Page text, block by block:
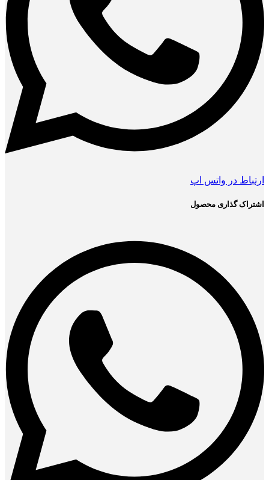
ارتباط در واتس اپ
اشتراک گذاری محصول